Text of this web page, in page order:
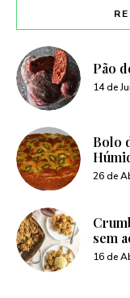
Pão
14 de
Bolo
26 de
sem
16 de